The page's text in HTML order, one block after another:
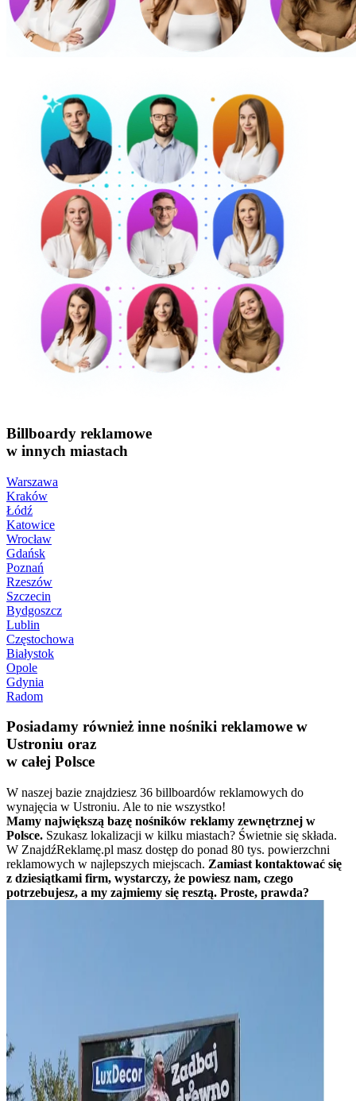
Billboardy reklamowe
w innych miastach
Warszawa
Kraków
Łódź
Katowice
Wrocław
Gdańsk
Poznań
Rzeszów
Szczecin
Bydgoszcz
Lublin
Częstochowa
Białystok
Opole
Gdynia
Radom
Posiadamy również inne nośniki reklamowe w
Ustroniu oraz
w całej Polsce
W naszej bazie znajdziesz 36 billboardów reklamowych do
wynajęcia w Ustroniu. Ale to nie wszystko!
Mamy największą bazę nośników reklamy zewnętrznej w
Polsce. Szukasz lokalizacji w kilku miastach? Świetnie się składa.
W ZnajdźReklamę.pl masz dostęp do ponad 80 tys. powierzchni
reklamowych w najlepszych miejscach. Zamiast kontaktować się
z dziesiątkami firm, wystarczy, że powiesz nam, czego
potrzebujesz, a my zajmiemy się resztą. Proste, prawda?